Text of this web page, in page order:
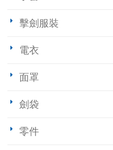
擊劍服裝
電衣
面罩
劍袋
零件